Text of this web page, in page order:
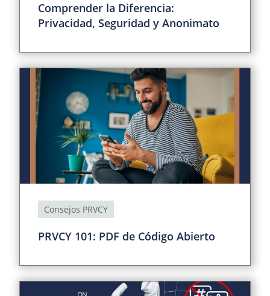
Comprender la Diferencia:
Privacidad, Seguridad y Anonimato
Consejos PRVCY
PRVCY 101: PDF de Código Abierto